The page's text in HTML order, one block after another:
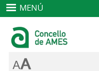
MENÚ